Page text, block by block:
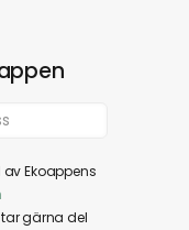
Ekoappens
gärna del